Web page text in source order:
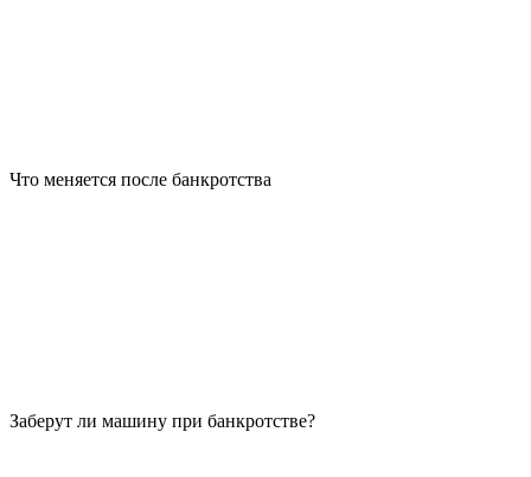
Что меняется после банкротства
Заберут ли машину при банкротстве?